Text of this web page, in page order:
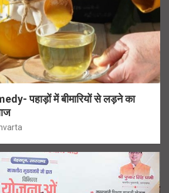
पहाड़ों में बीमारियों से लड़ने का